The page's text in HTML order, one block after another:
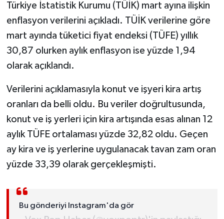
Türkiye İstatistik Kurumu (TÜİK) mart ayına ilişkin
enflasyon verilerini açıkladı. TÜİK verilerine göre
mart ayında tüketici fiyat endeksi (TÜFE) yıllık
30,87 olurken aylık enflasyon ise yüzde 1,94
olarak açıklandı.
Verilerini açıklamasıyla konut ve işyeri kira artış
oranları da belli oldu. Bu veriler doğrultusunda,
konut ve iş yerleri için kira artışında esas alınan 12
aylık TÜFE ortalaması yüzde 32,82 oldu. Geçen
ay kira ve iş yerlerine uygulanacak tavan zam oran
yüzde 33,39 olarak gerçekleşmişti.
Bu gönderiyi Instagram'da gör
MAGAZİN
ÖZEL HABER
SAĞLIK
ŞİRKET HABERLERİ
SİYASET
SPOR
TEKNOLOJİ
YAŞAM